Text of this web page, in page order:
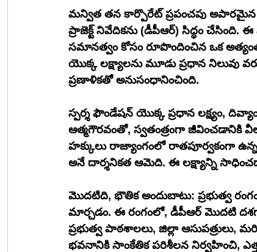
మన్విత తన కార్పొరేట్ ప్రపంచపు
ప్రాజెక్ట్ నివేదికను (డీపీఆర్) సిద్ధం చేసింది.
సమానత్వం కోసం రూపొందించిన ఒక
యొక్క లక్ష్యాలను మూడు ప్రధాన నిలువు
ప్రణాళికతో అనుసంధానించింది.
స్పర్శ ఫౌండేషన్ యొక్క ప్రధాన లక్ష్యం,
ఆత్మగౌరవంతో, స్వతంత్రంగా జీవించడానికి
హక్కులు రాజ్యాంగంలో రాతపూర్వకంగా
అనే దార్శనికత ఆమెది. ఈ లక్ష్యాన్ని
మొదటిది, భౌతిక అందుబాటు: ప్రభుత్వ
మార్చడం. ఈ రంగంలో, డీపీఆర్ మొదటి
ప్రభుత్వ పాఠశాలలు, జిల్లా ఆసుపత్రులు,
భవనానికి సాంకేతిక పరిశీలన నిర్వహించి,